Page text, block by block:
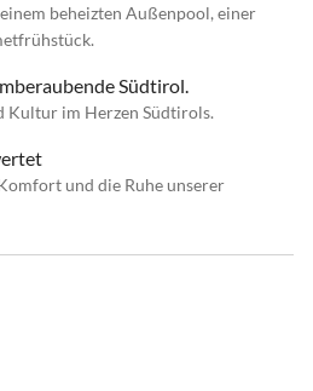
beheizten Außenpool, einer
Südtirol.
Kultur im Herzen Südtirols.
und die Ruhe unserer